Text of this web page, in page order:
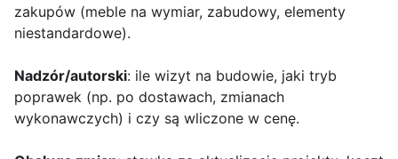
zakupów (meble na wymiar, zabudowy, elementy
niestandardowe).
Nadzór/autorski: ile wizyt na budowie, jaki tryb
poprawek (np. po dostawach, zmianach
wykonawczych) i czy są wliczone w cenę.